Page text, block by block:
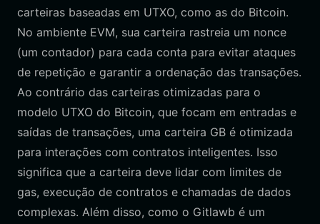
carteiras baseadas em UTXO, como as do Bitcoin.
No ambiente EVM, sua carteira rastreia um nonce
(um contador) para cada conta para evitar ataques
de repetição e garantir a ordenação das transações.
Ao contrário das carteiras otimizadas para o
modelo UTXO do Bitcoin, que focam em entradas e
saídas de transações, uma carteira GB é otimizada
para interações com contratos inteligentes. Isso
significa que a carteira deve lidar com limites de
gas, execução de contratos e chamadas de dados
complexas. Além disso, como o Gitlawb é um